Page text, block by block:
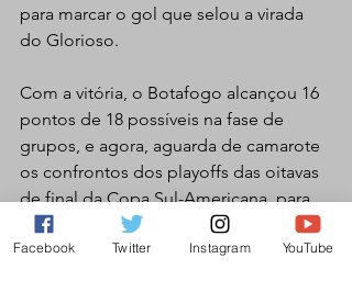
para marcar o gol que selou a virada
do Glorioso.
Com a vitória, o Botafogo alcançou 16
pontos de 18 possíveis na fase de
grupos, e agora, aguarda de camarote
os confrontos dos playoffs das oitavas
de final da Copa Sul-Americana, para
conhecer seu adversário.
Facebook Twitter Instagram YouTube